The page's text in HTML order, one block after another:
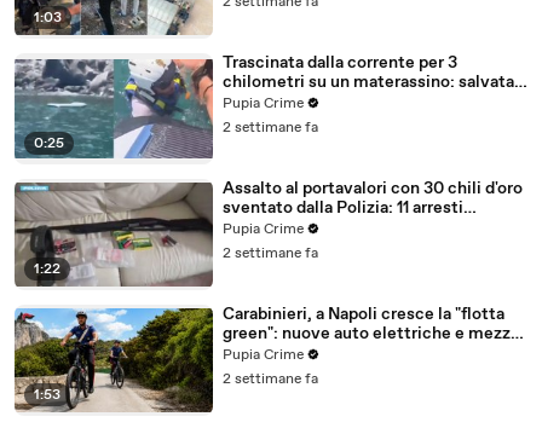
1:03
0:25
Trascinata dalla corrente per 3
chilometri su un materassino: salvata
dalla Polizia (25.07.26)
Pupia Crime
2 settimane fa
1:22
Assalto al portavalori con 30 chili d'oro
sventato dalla Polizia: 11 arresti
(25.07.26)
Pupia Crime
2 settimane fa
1:53
Carabinieri, a Napoli cresce la "flotta
green": nuove auto elettriche e mezzi
sostenibili anche sulle isole (25.07.26)
Pupia Crime
2 settimane fa